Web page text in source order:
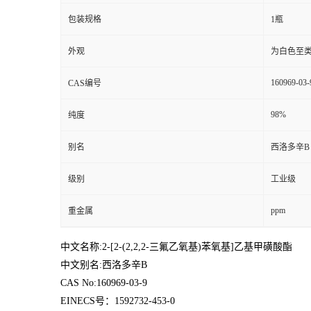
包装规格 1瓶
外观 为白色至
CAS编号 160969-03-
纯度 98%
别名 西洛多辛B
级别 工业级
重金属 ppm
中文名称:2-[2-(2,2,2-三氟乙氧基)苯氧基]乙基甲磺酸酯
中文别名:西洛多辛B
CAS No:160969-03-9
EINECS号：1592732-453-0